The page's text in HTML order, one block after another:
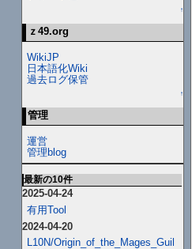
↑
ｚ49.org
WikiJP
日本語化Wiki
過去ログ保管
↑
管理
運営
管理blog
最新の10件
2025-04-24
有用Tool
2024-04-20
L10N/Origin_of_the_Mages_Guil